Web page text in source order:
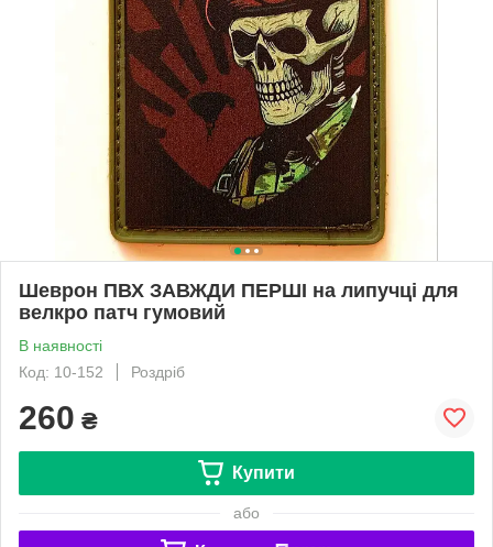
Шеврон ПВХ ЗАВЖДИ ПЕРШІ на липучці для
велкро патч гумовий
В наявності
Код: 10-152
Роздріб
260 ₴
Купити
або